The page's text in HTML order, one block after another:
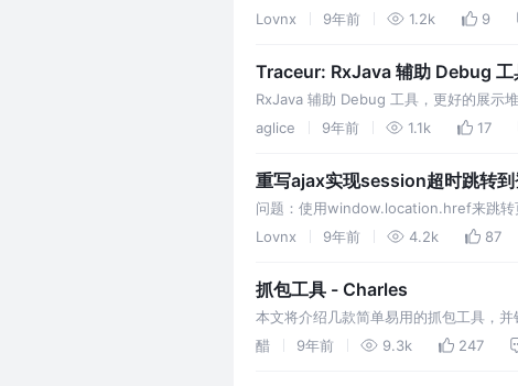
Lovnx
9年前 1.2k 9
Traceur: RxJava 辅助 Debug 工
RxJava 辅助 Debug 工具，更好的展示
aglice
9年前 1.1k 17
重写ajax实现session超时跳转
问题：使用window.location.href来跳转
ajax来执行会发生302错误，并且页面不
Lovnx 9年前 4.2k 87
抓包工具 - Charles
本文将介绍几款简单易用的抓包工具，
醋
9年前 9.3k 247